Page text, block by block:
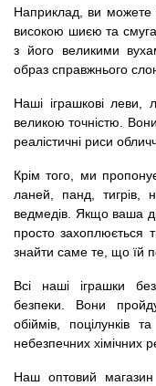
Наприклад, ви можете
високою шиєю та
з його великими
образ справжнього
Наші іграшкові леви,
великою точністю.
реалістичні риси
Крім того, ми
ланей, панд, тигрів,
ведмедів. Якщо ваша
просто захоплюється
знайти саме те, що їй
Всі наші іграшки
безпеки. Вони
обіймів, поцілунків
небезпечних хімічних
Наш оптовий магазин